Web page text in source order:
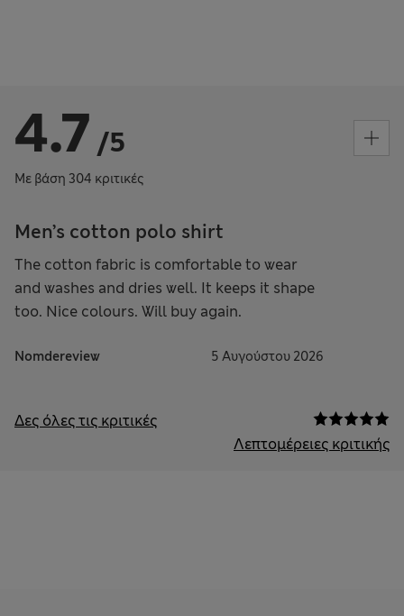
4.7 /5
Με βάση 304 κριτικές
Men’s cotton polo shirt
The cotton fabric is comfortable to wear
and washes and dries well. It keeps it shape
too. Nice colours. Will buy again.
Nomdereview 5 Αυγούστου 2026
Δες όλες τις κριτικές
Λεπτομέρειες κριτικής